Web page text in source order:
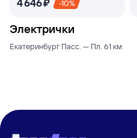
4 ⁠646 ⁠₽ -10%
Электрички
Екатеринбург Пасс. — Пл. 61 км